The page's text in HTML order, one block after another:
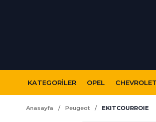
KATEGORILER OPEL CHEVROLET
Anasayfa Peugeot EKITCOURROIE